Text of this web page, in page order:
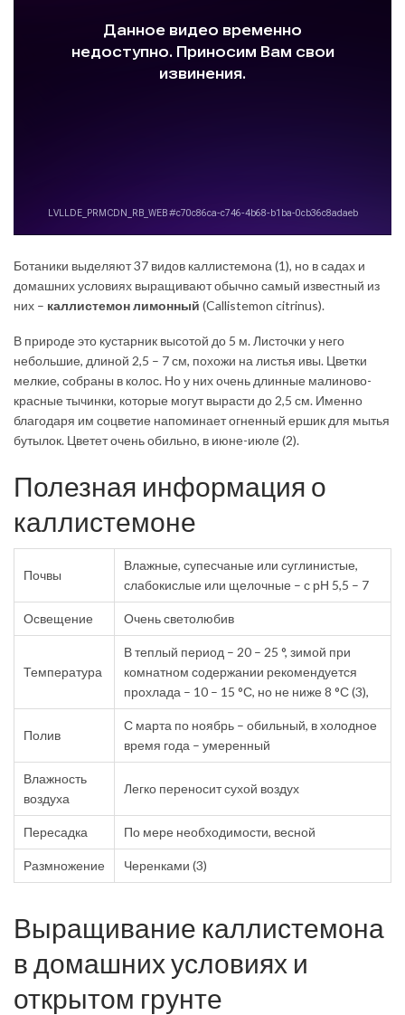
Ботаники выделяют 37 видов каллистемона (1), но в садах и
домашних условиях выращивают обычно самый известный из
них – каллистемон лимонный (Callistemon citrinus).
В природе это кустарник высотой до 5 м. Листочки у него
небольшие, длиной 2,5 – 7 см, похожи на листья ивы. Цветки
мелкие, собраны в колос. Но у них очень длинные малиново-
красные тычинки, которые могут вырасти до 2,5 см. Именно
благодаря им соцветие напоминает огненный ершик для мытья
бутылок. Цветет очень обильно, в июне-июле (2).
Полезная информация о
каллистемоне
Почвы
Влажные, супесчаные или суглинистые,
слабокислые или щелочные – с рН 5,5 – 7
Освещение Очень светолюбив
Температура
В теплый период – 20 – 25 °, зимой при
комнатном содержании рекомендуется
прохлада – 10 – 15 °С, но не ниже 8 °С (3),
Полив
С марта по ноябрь – обильный, в холодное
время года – умеренный
Влажность
воздуха
Легко переносит сухой воздух
Пересадка По мере необходимости, весной
Размножение Черенками (3)
Выращивание каллистемона
в домашних условиях и
открытом грунте